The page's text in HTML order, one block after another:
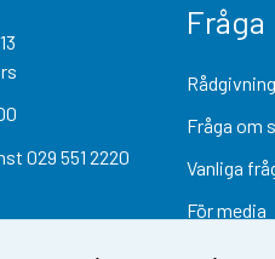
13
029 551 2220
Fråga
Fråga om
Vanliga
För media